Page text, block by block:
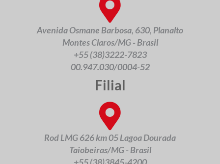
Avenida Osmane Barbosa, 630, Planalto
Montes Claros/MG - Brasil
+55 (38)3222-7823
00.947.030/0004-52
Filial
Rod LMG 626 km 05 Lagoa Dourada
Taiobeiras/MG - Brasil